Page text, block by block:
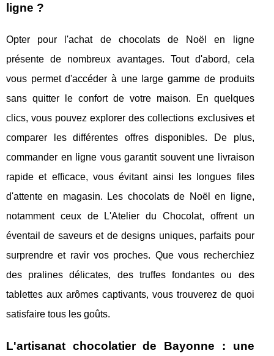
ligne ?
Opter pour l'achat de chocolats de Noël en ligne
présente de nombreux avantages. Tout d'abord, cela
vous permet d'accéder à une large gamme de produits
sans quitter le confort de votre maison. En quelques
clics, vous pouvez explorer des collections exclusives et
comparer les différentes offres disponibles. De plus,
commander en ligne vous garantit souvent une livraison
rapide et efficace, vous évitant ainsi les longues files
d'attente en magasin. Les chocolats de Noël en ligne,
notamment ceux de L'Atelier du Chocolat, offrent un
éventail de saveurs et de designs uniques, parfaits pour
surprendre et ravir vos proches. Que vous recherchiez
des pralines délicates, des truffes fondantes ou des
tablettes aux arômes captivants, vous trouverez de quoi
satisfaire tous les goûts.
L'artisanat chocolatier de Bayonne : une